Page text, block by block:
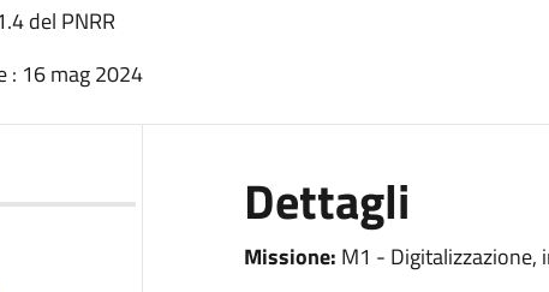
del PNRR
: 16 mag 2024
Dettagli
Missione: M1 - Digitalizzazione,